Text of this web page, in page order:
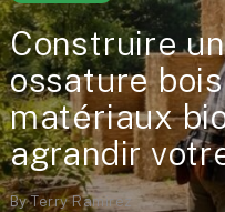
Construire
ossature
matériaux
agrandir
ByTerry Ramirez